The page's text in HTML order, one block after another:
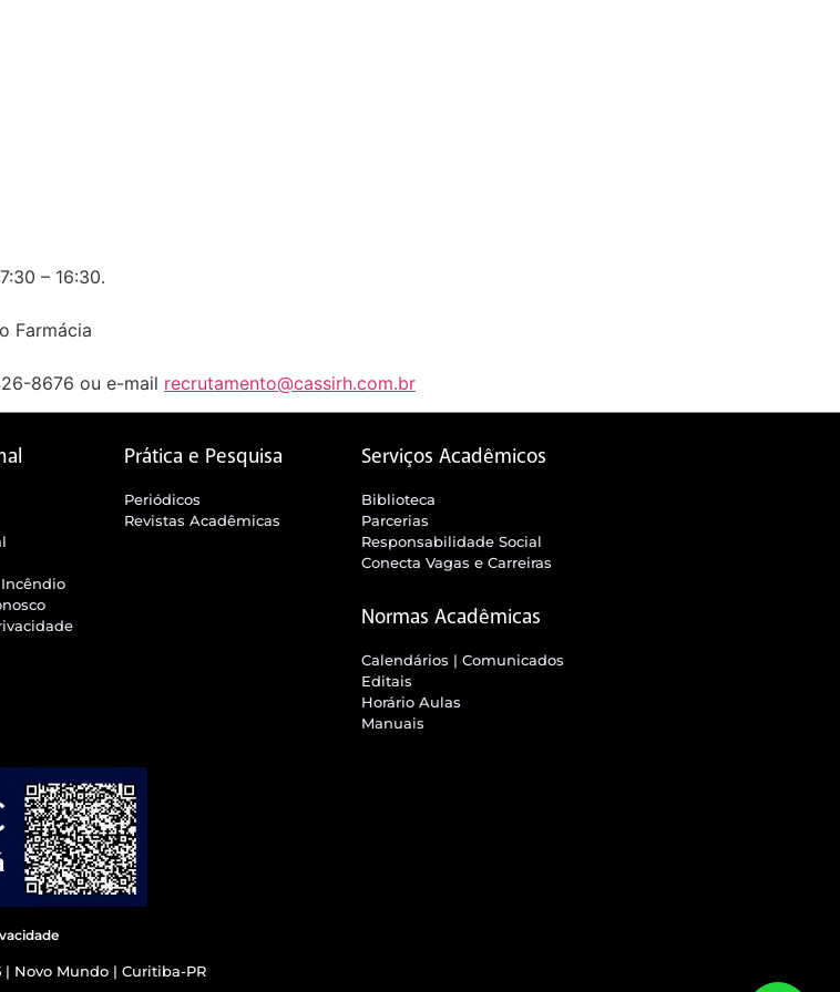
– 16:30.
Farmácia
8676 ou e-mail recrutamento@cassirh.com.br
Prática e Pesquisa
Periódicos
Revistas Acadêmicas
Serviços Acadêmicos
Biblioteca
Parcerias
Responsabilidade Social
Conecta Vagas e Carreiras
Normas Acadêmicas
Calendários | Comunicados
Editais
Horário Aulas
Manuais
| Novo Mundo | Curitiba-PR